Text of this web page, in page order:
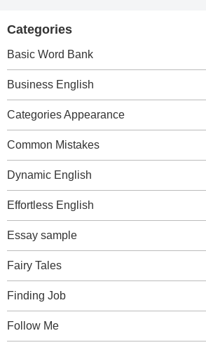
Categories
Basic Word Bank
Business English
Categories Appearance
Common Mistakes
Dynamic English
Effortless English
Essay sample
Fairy Tales
Finding Job
Follow Me